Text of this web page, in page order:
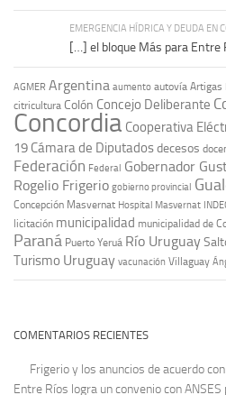
EMERGENCIA HÍDRICA Y DEUDA EN
[…] el bloque Más para Entre
AGMER Argentina aumento autovía Artigas
citricultura Colón Concejo Deliberante
Concordia Cooperativa
19 Cámara de Diputadosdecesos
Federación Federal Gobernador
Rogelio Frigerio gobierno provincial
Concepción Masvernat Hospital Masvernat
licitación municipalidad municipalidad de
Paraná Puerto Yeruá Río Uruguay
Turismo Uruguay vacunación Villaguay
COMENTARIOS RECIENTES
Frigerio y los anuncios de acuerdo
Entre Ríos logra un convenio con